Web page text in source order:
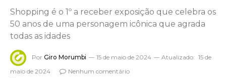
Shopping é o 1º a receber exposição que celebra os
50 anos de uma personagem icônica que agrada
todas as idades
Por Giro Morumbi 15 de maio de 2024 Atualizado: 15 de
maio de 2024
Nenhum comentário